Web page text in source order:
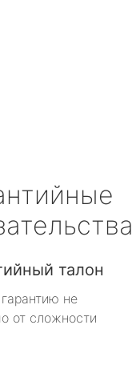
талон
не
от сложности